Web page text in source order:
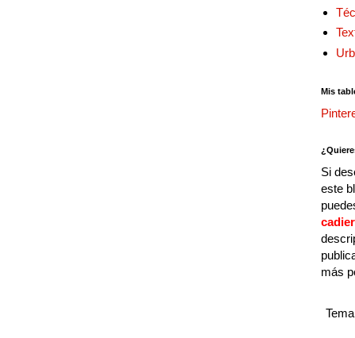
Mis
Si
este
más